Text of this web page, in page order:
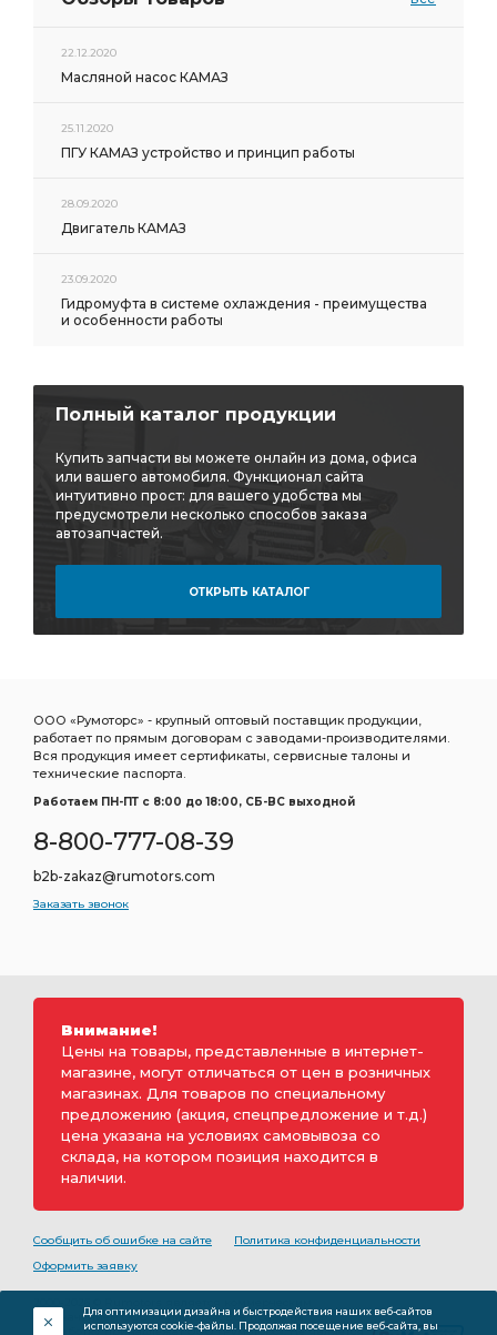
22.12.2020
Масляной насос КАМАЗ
25.11.2020
ПГУ КАМАЗ устройство и принцип работы
28.09.2020
Двигатель КАМАЗ
23.09.2020
Гидромуфта в системе охлаждения - преимущества
и особенности работы
Полный каталог продукции
Купить запчасти вы можете онлайн из дома, офиса
или вашего автомобиля. Функционал сайта
интуитивно прост: для вашего удобства мы
предусмотрели несколько способов заказа
автозапчастей.
ОТКРЫТЬ КАТАЛОГ
ООО «Румоторс» - крупный оптовый поставщик продукции,
работает по прямым договорам с заводами-производителями.
Вся продукция имеет сертификаты, сервисные талоны и
технические паспорта.
Работаем ПН-ПТ c 8:00 до 18:00, СБ-ВС выходной
8-800-777-08-39
b2b-zakaz@rumotors.com
Заказать звонок
Внимание!
Цены на товары, представленные в интернет-
магазине, могут отличаться от цен в розничных
магазинах. Для товаров по специальному
предложению (акция, спецпредложение и т.д.)
цена указана на условиях самовывоза со
склада, на котором позиция находится в
наличии.
Сообщить об ошибке на сайте
Политика конфиденциальности
Оформить заявку
обозначением ООО «РуМоторс». Все права на
разработку принадлежат ООО «Румоторс». Не является
Для оптимизации дизайна и быстродействия наших веб-сайтов
используются cookie-файлы. Продолжая посещение веб-сайта, вы